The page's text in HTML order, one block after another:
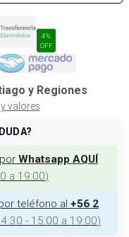
4%
OFF
y Regiones
valores
Whatsapp AQUÍ
a 19:00)
teléfono al +56 2
- 15:00 a 19:00)